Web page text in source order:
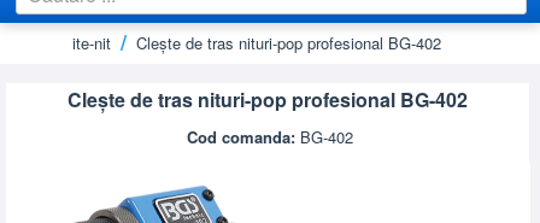
CATEGORII
LICHIDARE
si piulite-nit Cleşte de tras nituri-pop profesional BG-402
Cleşte de tras nituri-pop profesional BG-402
Cod comanda: BG-402